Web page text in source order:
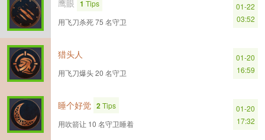
鹰眼 1 Tips
用飞刀杀死 75 名守卫
01-22
03:52
猎头人
用飞刀爆头 20 名守卫
01-20
16:59
睡个好觉 2Tips
用吹箭让 10 名守卫睡着
01-20
17:32